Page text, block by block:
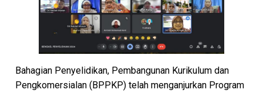
Bahagian Penyelidikan, Pembangunan Kurikulum dan
Pengkomersialan (BPPKP) telah menganjurkan Program